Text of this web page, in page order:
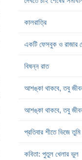
কালরাত্রি
একটি ফেসবুক ও রাজার
বিষন্ন রাত
আশঙ্কা থাকবে, তবু
আশঙ্কা থাকবে, তবু
প্রতিবার শীতে ভিজে
কবিতা: পুতুল খেলার ভুল